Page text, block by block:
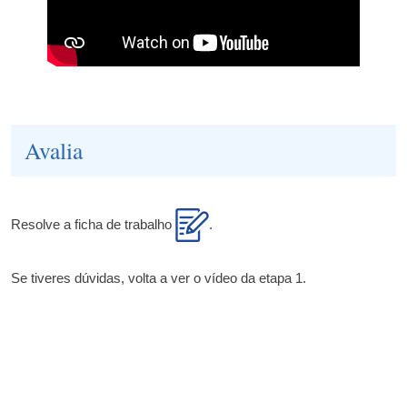
Avalia
Resolve a ficha de trabalho .
Se tiveres dúvidas, volta a ver o vídeo da etapa 1.